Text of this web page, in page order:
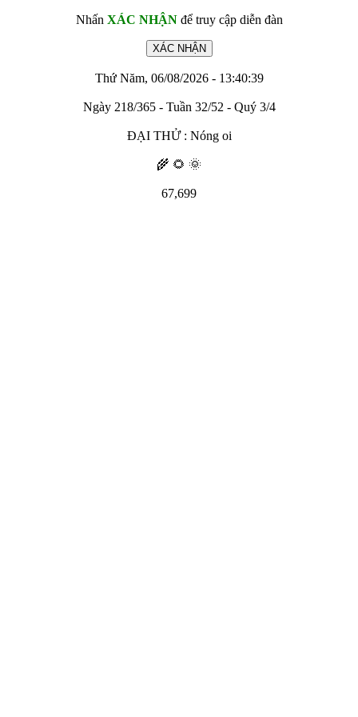
Nhấn XÁC NHẬNđể truy cập diễn đàn
Thứ Năm, 06/08/2026 - 13:40:39
Ngày 218/365 - Tuần 32/52 - Quý 3/4
ĐẠI THỬ : Nóng oi
🌾 🌻 🌞
67,699